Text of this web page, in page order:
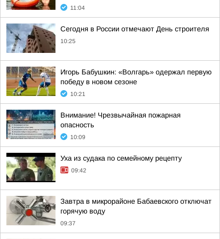
11:04
Сегодня в России отмечают День строителя
10:25
Игорь Бабушкин: «Волгарь» одержал первую
победу в новом сезоне
10:21
Внимание! Чрезвычайная пожарная
опасность
10:09
Уха из судака по семейному рецепту
09:42
Завтра в микрорайоне Бабаевского отключат
горячую воду
09:37